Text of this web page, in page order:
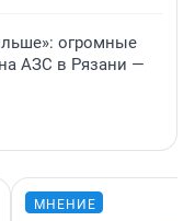
огромные
АЗС в Рязани —
МНЕНИЕ